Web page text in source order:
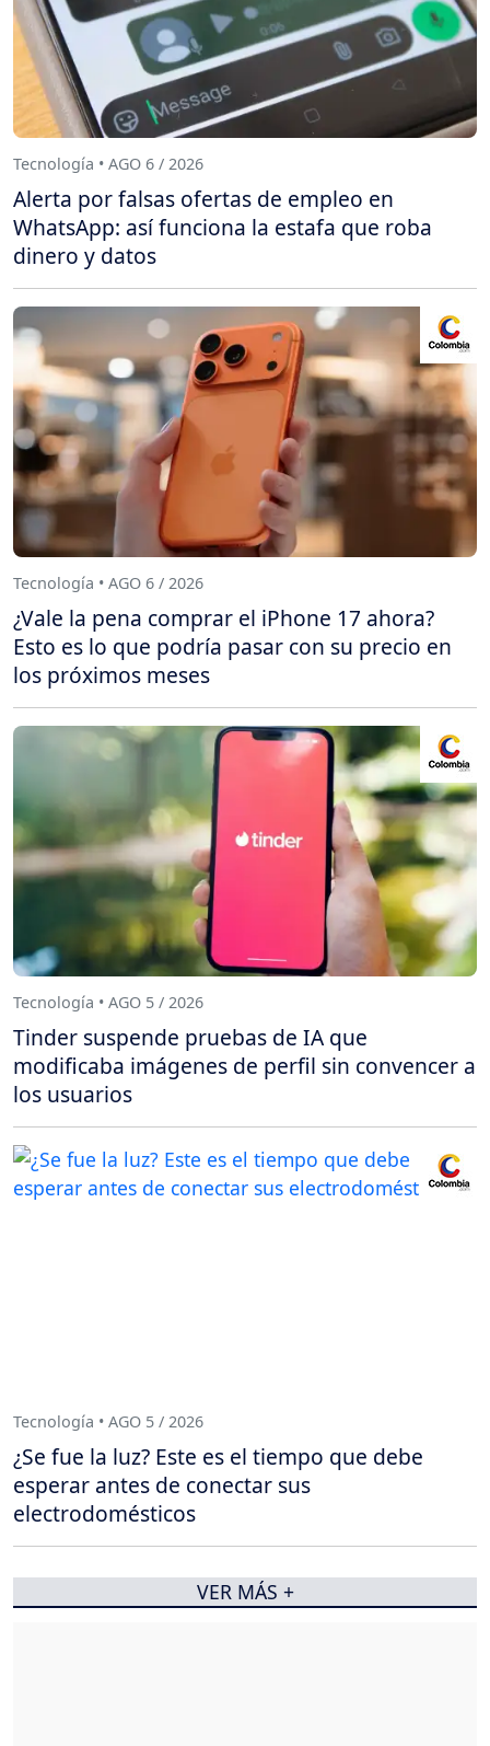
Tecnología • AGO 6 / 2026
Alerta por falsas ofertas de empleo en
WhatsApp: así funciona la estafa que roba
dinero y datos
Tecnología • AGO 6 / 2026
¿Vale la pena comprar el iPhone 17 ahora?
Esto es lo que podría pasar con su precio en
los próximos meses
Tecnología • AGO 5 / 2026
Tinder suspende pruebas de IA que
modificaba imágenes de perfil sin convencer a
los usuarios
Tecnología • AGO 5 / 2026
¿Se fue la luz? Este es el tiempo que debe
esperar antes de conectar sus
electrodomésticos
VER MÁS +